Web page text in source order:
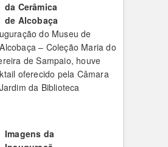
da Cerâmica
de Alcobaça
do Museu de
– Coleção Maria do
de Sampaio, houve
oferecido pela Câmara
da Biblioteca
Imagens da